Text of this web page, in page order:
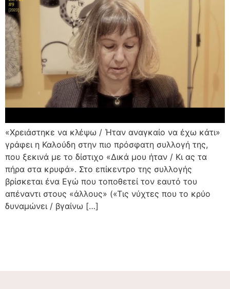
«Χρειάστηκε να κλέψω / Ήταν αναγκαίο να έχω κάτι»
γράφει η Καλούδη στην πιο πρόσφατη συλλογή της,
που ξεκινά με το δίστιχο «Δικά μου ήταν / Κι ας τα
πήρα στα κρυφά». Στο επίκεντρο της συλλογής
βρίσκεται ένα Εγώ που τοποθετεί τον εαυτό του
απέναντι στους «άλλους» («Τις νύχτες που το κρύο
δυναμώνει / βγαίνω […]